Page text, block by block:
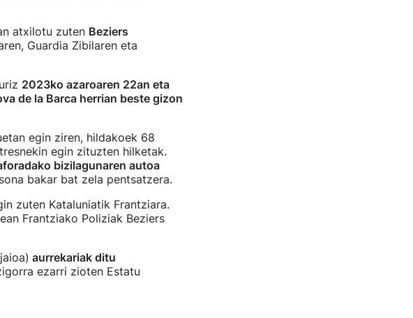
atxilotu zuten Beziers
Guardia Zibilaren eta
2023ko azaroaren 22an eta
de la Barca herrian beste gizon
egin ziren, hildakoek 68
egin zituzten hilketak.
bizilagunaren autoa
bakar bat zela pentsatzera.
zuten Kataluniatik Frantziara.
Frantziako Poliziak Beziers
aurrekariak ditu
ezarri zioten Estatu